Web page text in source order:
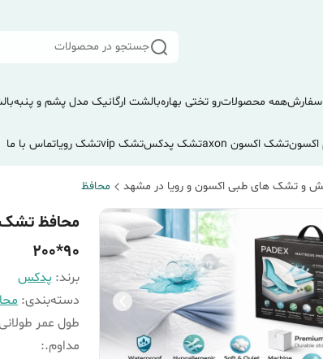
جستجو در محصولات
سفارشهمه محصولاترو تختی بهارهبالشت ارگانیک مدل پشم و پنبه
اکسونتشک اکسون axon تشک پدکستشک vip تشک رویاتماس با ما
و تشک های طبی اکسون و رویا در مشهد محافظ
محافظ
90*200
برند: پدکس
دسته‌بندی:
طول عمر
مداوم.: